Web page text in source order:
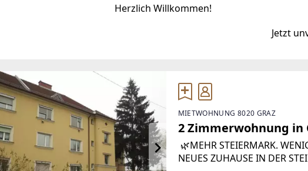
Herzlich Willkommen!
Jetzt
Straße 40/3/1
Wien, Favoriten
54608-0
https://www.bwsg.at/
EMAIL
wohnungsanfragen@bwsg.at
MIETWOHNUNG 8020 GRAZ
2 Zimmerwohnung in
🌿MEHR STEIERMARK.
NEUES ZUHAUSE IN DER